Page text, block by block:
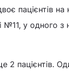
пацієнтів на
№11, у одного
2 пацієнтів.